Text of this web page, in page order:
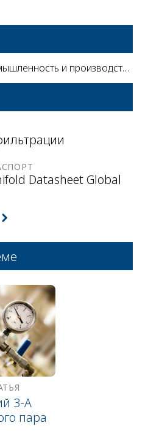
Пищевая промышленность и производство напитков
Datasheet Global
3-A
пара